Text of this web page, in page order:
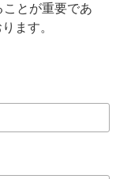
とが重要であ
ます。